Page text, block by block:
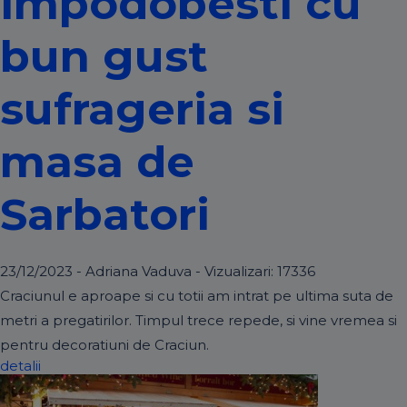
bun gust
sufrageria si
masa de
Sarbatori
23/12/2023 - Adriana Vaduva - Vizualizari: 17336
Craciunul e aproape si cu totii am intrat pe ultima suta de
metri a pregatirilor. Timpul trece repede, si vine vremea si
pentru decoratiuni de Craciun.
detalii